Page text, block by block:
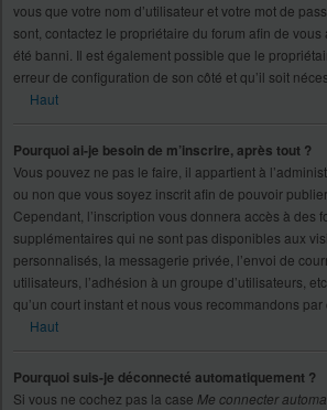
vous que votre nom d’utilisateur et votre mot de
sont, contactez le propriétaire du forum afin de
été banni. Il est également possible que le
erreur de configuration de son côté et qu’il soit
Haut
Pourquoi ai-je besoin de m’inscrire, après tout ?
Vous pouvez ne pas le faire, il appartient à
ou non que vous soyez inscrit afin de pouvoir
Cependant, l’inscription vous donnera accès à des
supplémentaires qui ne sont pas disponibles aux
personnalisés, la messagerie privée, l’envoi de
utilisateurs, l’adhésion à un groupe d’utilisateurs,
qu’un court instant et nous vous recommandons
Haut
Pourquoi suis-je déconnecté automatiquement ?
Si vous ne cochez pas la case Me connecter